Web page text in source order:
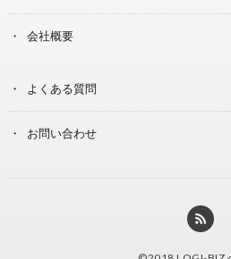
会社概要
よくある質問
お問い合わせ